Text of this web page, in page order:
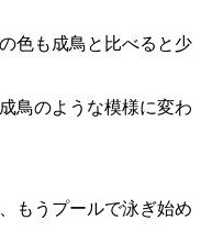
色も成鳥と比べると少
鳥のような模様に変わ
もうプールで泳ぎ始め